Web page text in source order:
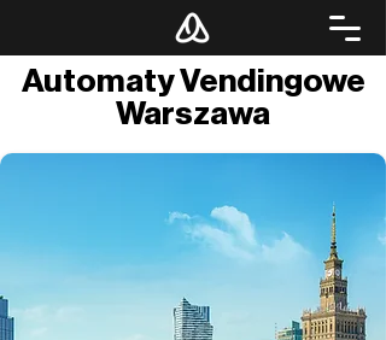
Automaty Vendingowe
Warszawa